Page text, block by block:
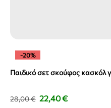
-20%
Παιδικό σετ σκούφος κασκόλ
28,00€ 22,40€